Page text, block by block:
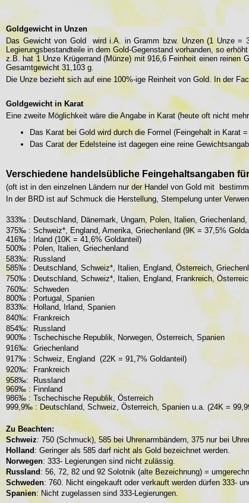
Goldgewicht in Unzen
Das Gewicht von Gold wird i.A. in Gramm bzw. Unzen (1 Unze =
Legierungsbestandteile in dem Gold-Gegenstand vorhanden, so
z.B. hat 1 Unze Krügerrand (Münze) mit 916,6 Feinheit einen reinen
Gesamtgewicht 31,103 g.
Die Unze bezieht sich auf eine 100%-ige Reinheit von Gold. In der
Goldgewicht in Karat
Eine zweite Möglichkeit wäre die Angabe in Karat (heute oft nicht
Das Karat bei Gold wird durch die Formel (Feingehalt in Karat
Das Carat der Edelsteine ist dagegen eine reine
Verschiedene handelsübliche Feingehaltsangaben
(oft ist in den einzelnen Ländern nur der Handel von Gold mit
In der BRD ist auf Schmuck die Herstellung, Stempelung unter
333‰ : Deutschland, Dänemark, Ungarn, Polen, Italien,
375‰ : Schweiz*, England, Amerika, Griechenland (9K = 37,5%
416‰ : Irland (10K = 41,6% Goldanteil)
500‰ : Polen, Italien, Griechenland
583‰: Russland
585‰ : Deutschland, Schweiz*, Italien, England, Österreich,
750‰ : Deutschland, Schweiz*, Italien, England, Frankreich,
760‰: Schweden
800‰ : Portugal, Spanien
833‰: Holland, Irland, Spanien
840‰: Frankreich
854‰: Russland
900‰ : Tschechische Republik, Norwegen, Österreich, Spanien
916‰: Griechenland
917‰ : Schweiz, England (22K = 91,7% Goldanteil)
920‰: Frankreich
958‰: Russland
969‰ : Finnland
986‰ : Tschechische Republik, Österreich
999,9‰ : Deutschland, Schweiz, Österreich, Spanien u.a. (24K =
Zu Beachten:
Schweiz: 750 (Schmuck), 585 bei Uhrenarmbändern, 375 nur bei
Holland : Geringer als 585 darf nicht als Gold bezeichnet werden.
Norwegen: 333- Legierungen sind nicht zulässig.
Russland : 56, 72, 82 und 92 Solotnik (alte Bezeichnung) =
Schweden: 760. Nicht eingekauft oder verkauft werden dürfen 333-
Spanien: Nicht zugelassen sind 333-Legierungen.